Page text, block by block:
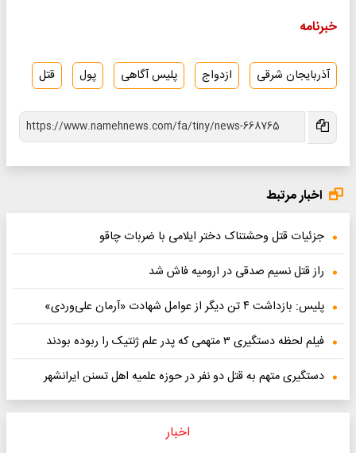
خبرنامه
آذربایجان شرقی ازدواج پلیس آگاهی پول قتل
اخبار مرتبط
جزئیات قتل وحشتناک دختر ایلامی با ضربات چاقو
راز قتل نسیم صدقی در ارومیه فاش شد
پلیس: بازداشت ۴ تن دیگر از عوامل شهادت «آرمان علی‌وردی»
فیلم لحظه دستگیری ۳ متهمی که پدر علم ژنتیک را ربوده بودند
دستگیری متهم به قتل دو نفر در حوزه علمیه اهل تسنن ایرانشهر
اخبار